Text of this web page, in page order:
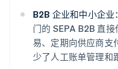
B2B 企业和中小企业：
门的 SEPA B2B 直
易、定期向供应商支
少了人工账单管理和